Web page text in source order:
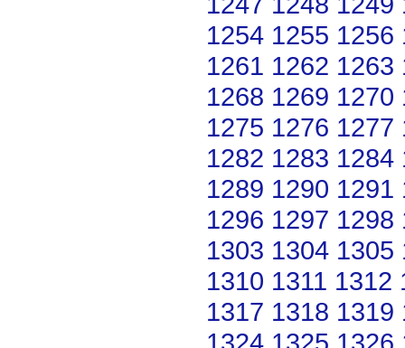
1254 1255 1256
1261 1262 1263
1268 1269 1270
1275 1276 1277
1282 1283 1284
1289 1290 1291
1296 1297 1298
1303 1304 1305
1310 1311 1312
1317 1318 1319